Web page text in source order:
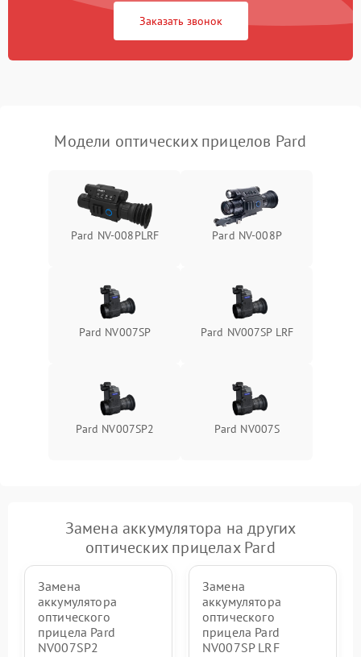
защиты от замыкания
защиты от перегрева
Заказать звонок
Модели оптических прицелов Pard
Pard NV-008PLRF Pard NV-008P
Pard NV007SP Pard NV007SP LRF
Pard NV007SP2 Pard NV007S
Замена аккумулятора на других
оптических прицелах Pard
Замена
аккумулятора
оптического
прицела Pard
NV007SP2
Замена
аккумулятора
оптического
прицела Pard
NV007SP LRF